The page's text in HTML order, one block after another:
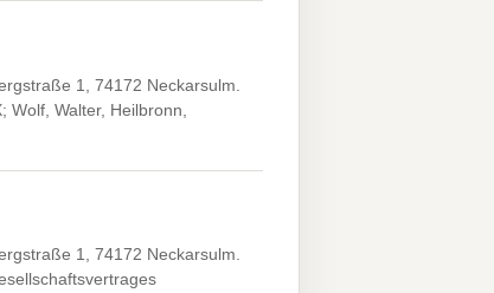
1, 74172 Neckarsulm.
Walter, Heilbronn,
1, 74172 Neckarsulm.